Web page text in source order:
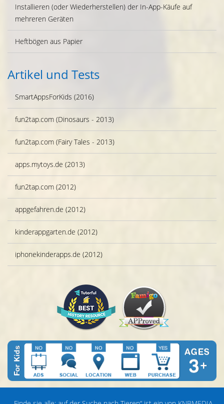
Installieren (oder Wiederherstellen) der In-App-Käufe auf
mehreren Geräten
Heftbögen aus Papier
Artikel und Tests
SmartAppsForKids (2016)
fun2tap.com (Dinosaurs - 2013)
fun2tap.com (Fairy Tales - 2013)
apps.mytoys.de (2013)
fun2tap.com (2012)
appgefahren.de (2012)
kinderappgarten.de (2012)
iphonekinderapps.de (2012)